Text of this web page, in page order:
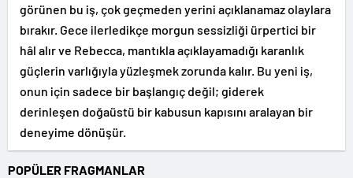
görünen bu iş, çok geçmeden yerini açıklanamaz olaylara
bırakır. Gece ilerledikçe morgun sessizliği ürpertici bir
hâl alır ve Rebecca, mantıkla açıklayamadığı karanlık
güçlerin varlığıyla yüzleşmek zorunda kalır. Bu yeni iş,
onun için sadece bir başlangıç değil; giderek
derinleşen doğaüstü bir kabusun kapısını aralayan bir
deneyime dönüşür.
POPÜLER FRAGMANLAR